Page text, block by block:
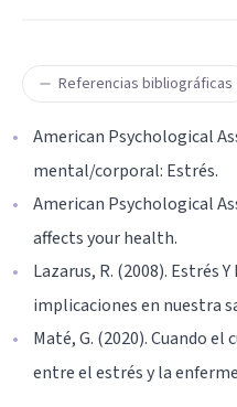
Referencias bibliográficas
American Psychological
mental/corporal: Estrés.
American Psychological
affects your health.
Lazarus, R. (2008). Estrés
implicaciones en nuestra
Maté, G. (2020). Cuando el
entre el estrés y la